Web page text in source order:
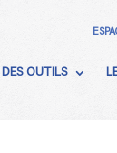
DES OUTILS